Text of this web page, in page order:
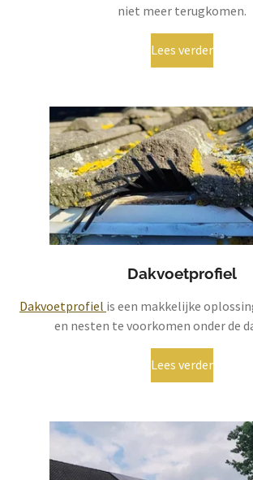
niet meer terugkomen.
Lees verder
Dakvoetprofiel
Dakvoetprofiel is een makkelijke
en nesten te voorkomen onder de
Lees verder